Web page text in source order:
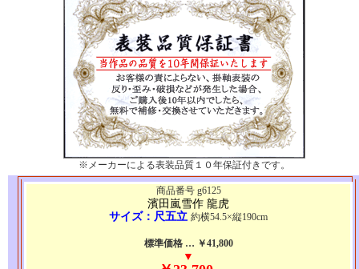
※メーカーによる表装品質１０年保証付きです。
商品番号 g6125
濱田嵐雪作 龍虎
サイズ：尺五立 約横54.5×縦190cm
標準価格 … ￥41,800
▼